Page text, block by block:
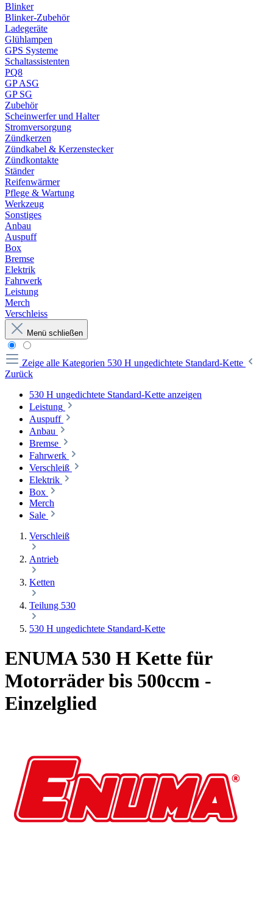
Blinker
Blinker-Zubehör
Ladegeräte
Glühlampen
GPS Systeme
Schaltassistenten
PQ8
GP ASG
GP SG
Zubehör
Scheinwerfer und Halter
Stromversorgung
Zündkerzen
Zündkabel & Kerzenstecker
Zündkontakte
Ständer
Reifenwärmer
Pflege & Wartung
Werkzeug
Sonstiges
Anbau
Auspuff
Box
Bremse
Elektrik
Fahrwerk
Leistung
Merch
Verschleiss
Menü schließen
Zeige alle Kategorien 530 H ungedichtete Standard-Kette
Zurück
530 H ungedichtete Standard-Kette anzeigen
Leistung
Auspuff
Anbau
Bremse
Fahrwerk
Verschleiß
Elektrik
Box
Merch
Sale
Verschleiß
Antrieb
Ketten
Teilung 530
530 H ungedichtete Standard-Kette
ENUMA 530 H Kette für
Motorräder bis 500ccm -
Einzelglied